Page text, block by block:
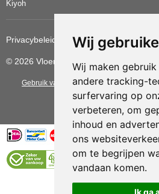
Wij
Wij maken
andere tracking-
surfervaring op
verbeteren, om
inhoud en
ons
om te begrijpen
vandaan komen.
Ik ga
Kiyoh
Privacybeleid Cookiebeleid Update
© 2026 Vloerbedekkingvoordelig
Gebruik van deze site betekent dat u de